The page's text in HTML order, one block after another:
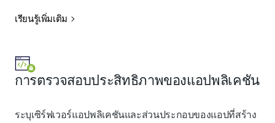
เรียนรู้เพิ่มเติม
การตรวจสอบประสิทธิภาพของแอปพลิเคชัน
ระบุเซิร์ฟเวอร์แอปพลิเคชันและส่วนประกอบของแอปที่สร้าง